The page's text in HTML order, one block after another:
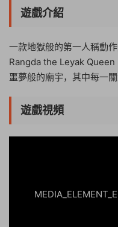
遊戲介紹
一款地獄般的第一人稱動
Rangda the Leyak Queen
噩夢般的廟宇，其中每一
遊戲視頻